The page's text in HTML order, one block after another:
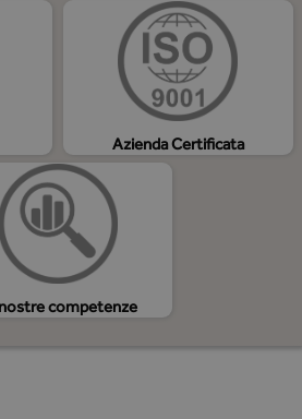
Azienda Certificata
competenze